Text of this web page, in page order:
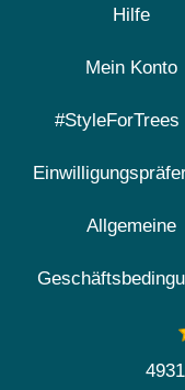
Hilfe
Mein Konto
#StyleForTrees
Allgemeine